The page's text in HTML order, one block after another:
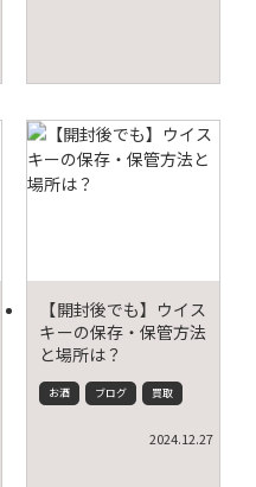
【開封後でも】ウイス
キーの保存・保管方法
と場所は？
お酒 ブログ 買取
2024.12.27